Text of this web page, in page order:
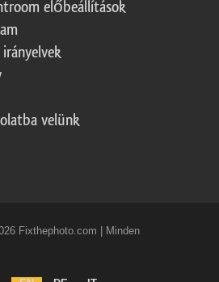
előbeállítások
velünk
Fixthephoto.com | Minden